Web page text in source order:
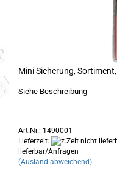
Mini Sicherung,
Siehe Beschreibung
Art.Nr.: 1490001
Lieferzeit:
lieferbar/Anfragen
(Ausland abweichend)